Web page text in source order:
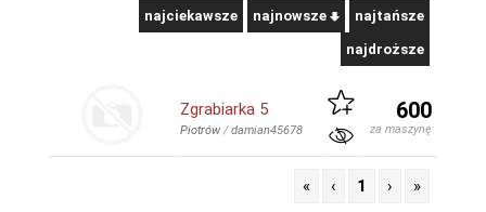
najciekawsze najnowsze najtańsze
najdroższe
Zgrabiarka 5
Piotrów /damian45678
600
za maszynę
« ‹ 1 › »